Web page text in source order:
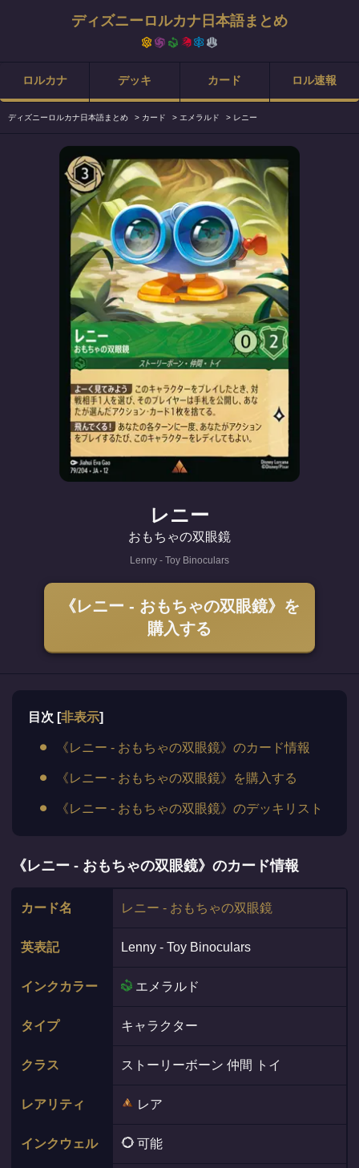
ディズニーロルカナ日本語まとめ
ロルカナ デッキ カード ロル速報
ディズニーロルカナ日本語まとめ > カード > エメラルド > レニー
レニー
おもちゃの双眼鏡
Lenny - Toy Binoculars
《レニー - おもちゃの双眼鏡》を
購入する
目次 [非表示]
《レニー - おもちゃの双眼鏡》のカード情報
《レニー - おもちゃの双眼鏡》を購入する
《レニー - おもちゃの双眼鏡》のデッキリスト
《レニー - おもちゃの双眼鏡》のカード情報
カード名 レニー - おもちゃの双眼鏡
英表記 Lenny - Toy Binoculars
インクカラー エメラルド
タイプ キャラクター
クラス ストーリーボーン 仲間 トイ
レアリティ レア
インクウェル 可能